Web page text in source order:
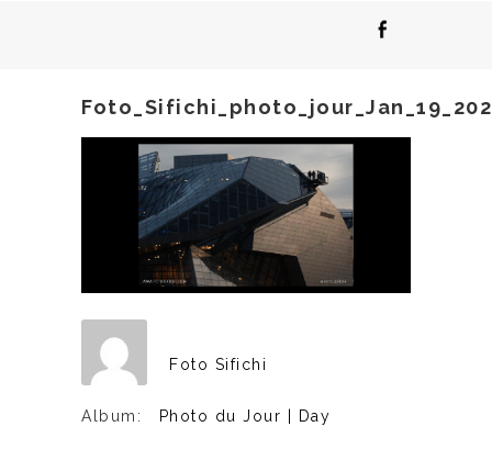
Foto Sifichi
Album: Photo du Jour | Day